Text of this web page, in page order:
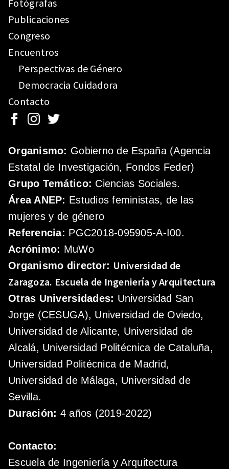
Fotógrafas
Publicaciones
Congreso
Encuentros
Perspectivas de Género
Democracia Cuidadora
Contacto
Organismo: Gobierno de España (Agencia
Estatal de Investigación, Fondos Feder)
Grupo Temático: Ciencias Sociales.
Área ANEP: Estudios feministas, de las
mujeres y de género
Referencia: PGC2018-095905-A-I00.
Acrónimo: MuWo
Organismo director: Universidad de
Zaragoza. Escuela de Ingeniería y Arquitectura
Otras Universidades: Universidad San
Jorge (CESUGA), Universidad de Oviedo,
Universidad de Alicante, Universidad de
Alcalá, Universidad Politécnica de Cataluña,
Universidad Politécnica de Madrid,
Universidad de Málaga, Universidad de
Sevilla.
Duración: 4 años (2019-2022)
Contacto:
Escuela de Ingeniería y Arquitectura